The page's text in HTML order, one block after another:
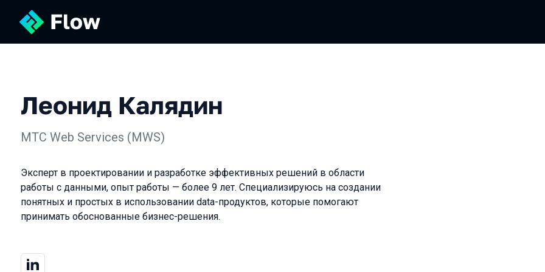
Леонид Калядин
МТС Web Services (MWS)
Эксперт в проектировании и разработке эффективных решений в области
работы с данными, опыт работы — более 9 лет. Специализируюсь на создании
понятных и простых в использовании data-продуктов, которые помогают
принимать обоснованные бизнес-решения.